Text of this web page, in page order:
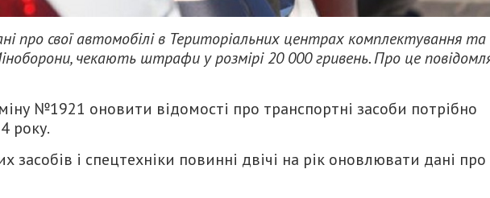
про свої автомобілі в Територіальних центрах комплектування та
чекають штрафи у розмірі 20 000 гривень. Про це
№1921 оновити відомості про транспортні засоби потрібно
року.
засобів і спецтехніки повинні двічі на рік оновлювати дані про